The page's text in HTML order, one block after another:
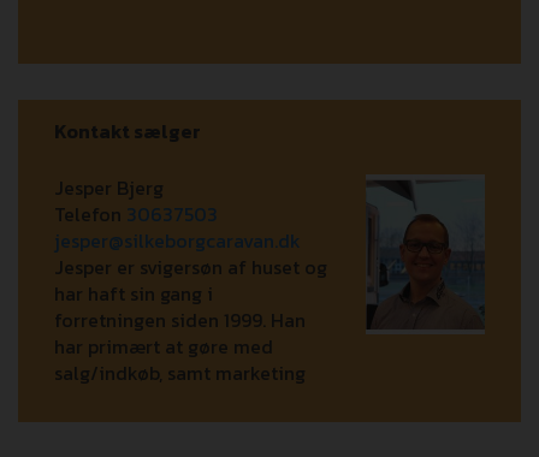
Kontakt sælger
Jesper Bjerg
Telefon 30637503
jesper@silkeborgcaravan.dk
Jesper er svigersøn af huset og
har haft sin gang i
forretningen siden 1999. Han
har primært at gøre med
salg/indkøb, samt marketing